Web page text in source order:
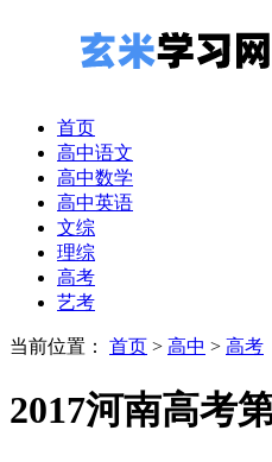
首页
高中语文
高中数学
高中英语
文综
理综
高考
艺考
当前位置： 首页 > 高中 > 高考
2017河南高考